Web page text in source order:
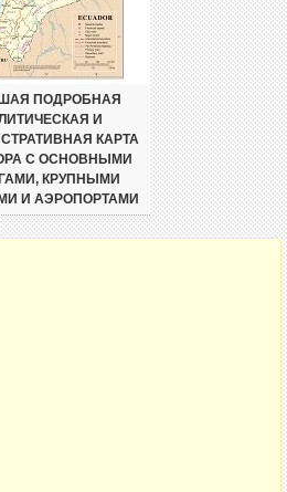
ПОДРОБНАЯ
И
КАРТА
С ОСНОВНЫМИ
КРУПНЫМИ
И АЭРОПОРТАМИ